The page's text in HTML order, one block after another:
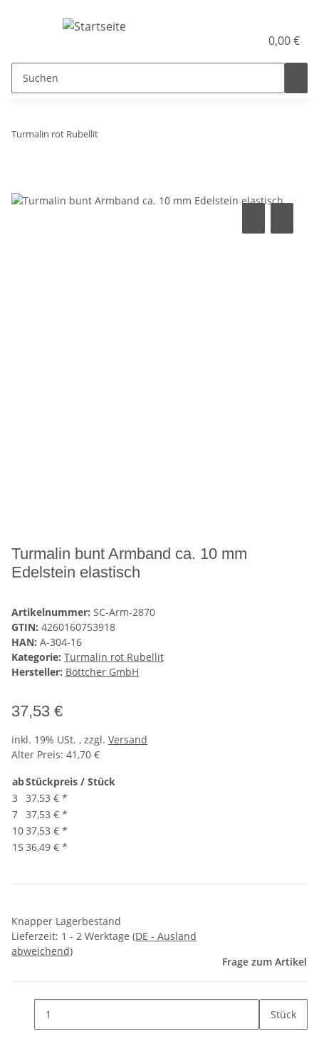
0,00 €
Turmalin rot Rubellit
Turmalin bunt Armband ca. 10 mm
Edelstein elastisch
Artikelnummer: SC-Arm-2870
GTIN: 4260160753918
HAN: A-304-16
Kategorie: Turmalin rot Rubellit
Hersteller: Böttcher GmbH
37,53 €
inkl. 19% USt. , zzgl. Versand
Alter Preis: 41,70 €
abStückpreis / Stück
3
37,53 € *
7 37,53 € *
1037,53 € *
15 36,49 € *
Knapper Lagerbestand
Lieferzeit: 1 - 2 Werktage (DE - Ausland
abweichend)
Frage zum Artikel
Stück